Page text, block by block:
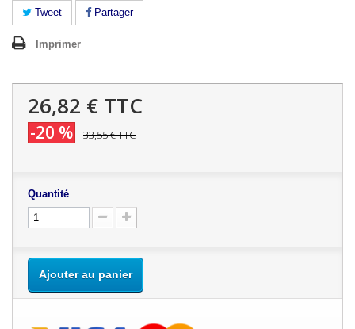
Tweet Partager
Imprimer
26,82 € TTC
-20 % 33,55 €TTC
Quantité
Ajouter au panier